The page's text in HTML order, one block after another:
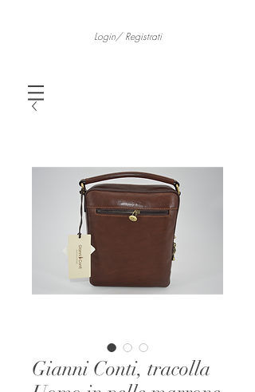
Login/ Registrati
Gianni Conti, tracolla